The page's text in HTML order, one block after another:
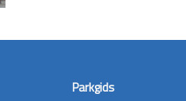
Parkgids